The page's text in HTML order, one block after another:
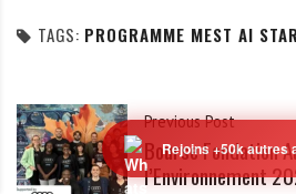
TAGS: PROGRAMME MEST AI
Previous Post
Bourse Fondation
l’Environnement
Rejoins +50k autres